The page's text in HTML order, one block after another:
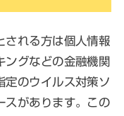
される方は個人情報
ングなどの金融機関
定のウイルス対策ソ
スがあります。この